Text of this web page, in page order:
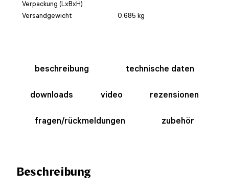
Verpackung (LxBxH)
Versandgewicht 0.685 kg
beschreibung technische daten
downloads video rezensionen
fragen/rückmeldungen zubehör
Beschreibung